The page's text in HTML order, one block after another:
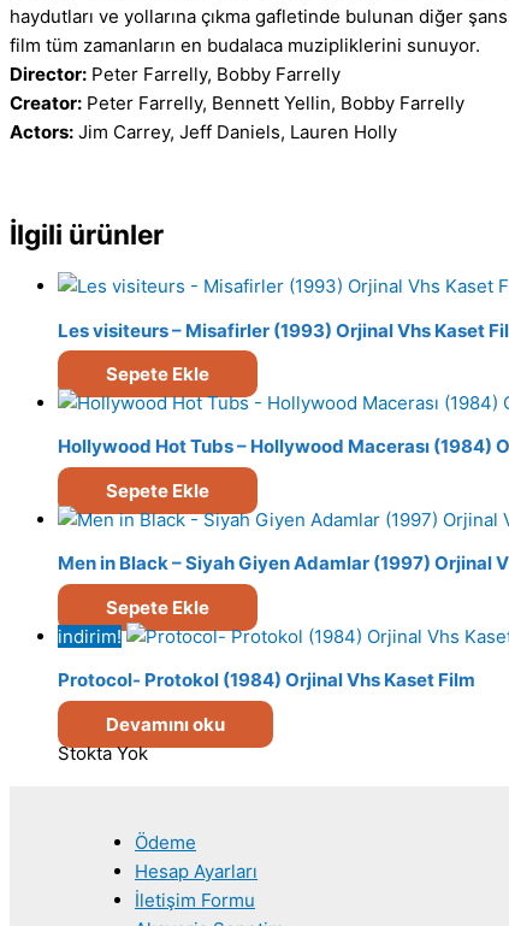
haydutları ve yollarına çıkma gafletinde bulunan diğer
film tüm zamanların en budalaca muzipliklerini sunuyor.
Director: Peter Farrelly, Bobby Farrelly
Creator: Peter Farrelly, Bennett Yellin, Bobby Farrelly
Actors: Jim Carrey, Jeff Daniels, Lauren Holly
İlgili ürünler
Les visiteurs – Misafirler (1993) Orjinal Vhs Kaset
Sepete Ekle
Hollywood Hot Tubs – Hollywood Macerası (1984)
Sepete Ekle
Men in Black – Siyah Giyen Adamlar (1997) Orjinal
Sepete Ekle
indirim!
Protocol- Protokol (1984) Orjinal Vhs Kaset Film
Devamını oku
Stokta Yok
Ödeme
Hesap Ayarları
İletişim Formu